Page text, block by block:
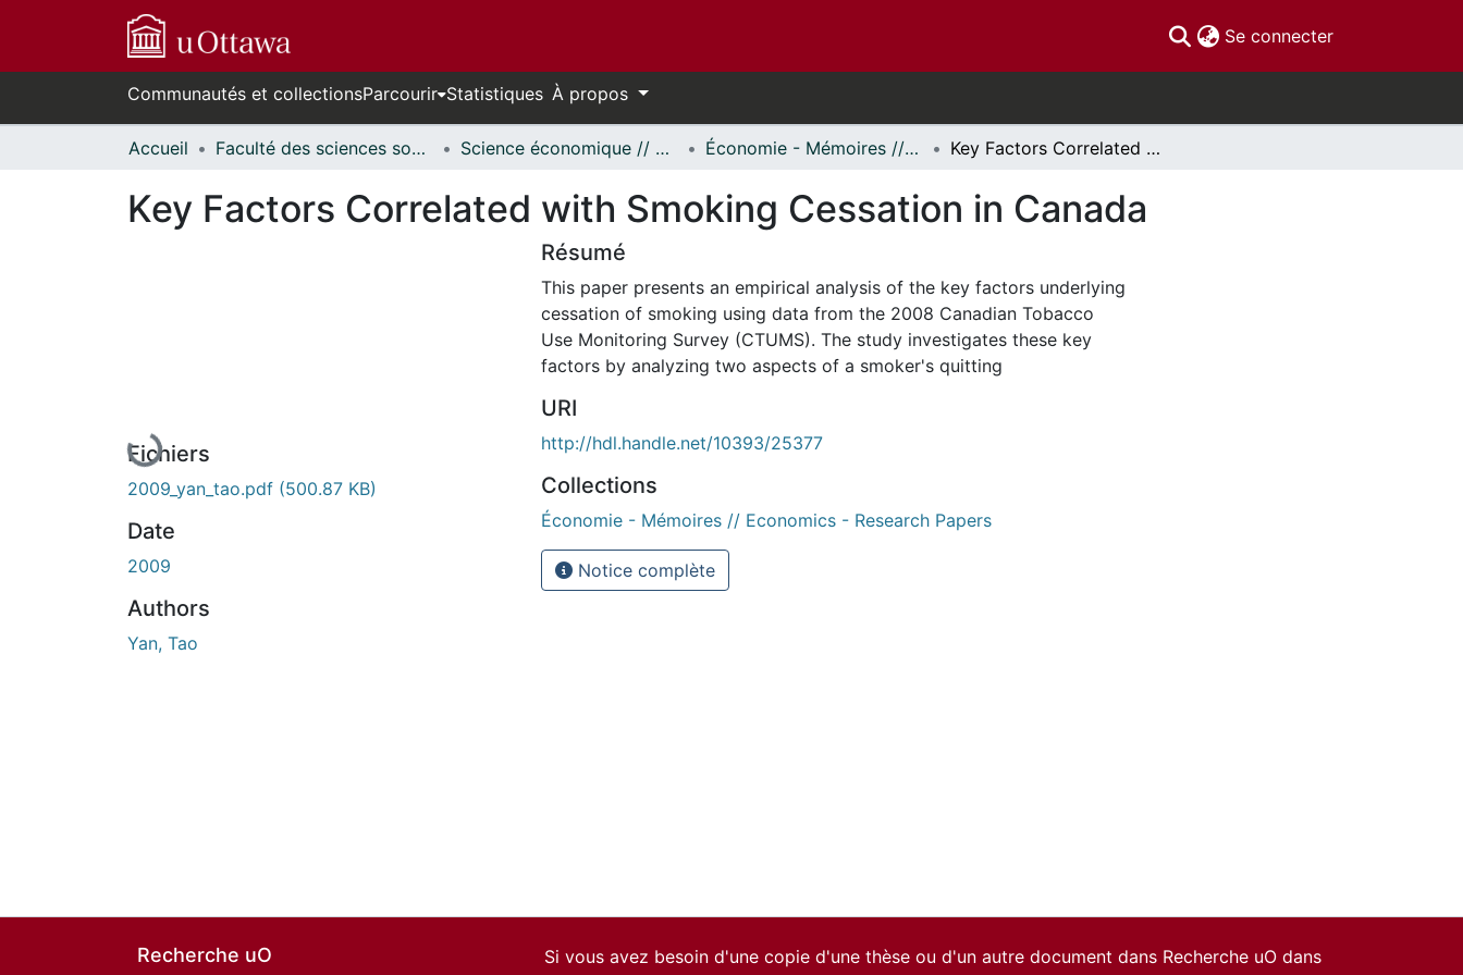
Se connecter(current)
Communautés et collectionsParcourir Statistiques À propos
Accueil Faculté des sciences sociales // Faculty of Social Sciences Science économique // Economics Économie - Mémoires // Economics - Research Papers Key Factors Correlated with Smoking Cessation in Canada
Key Factors Correlated with Smoking Cessation in Canada
En cours de chargement...
Fichiers
2009_yan_tao.pdf (500.87 KB)
Date
2009
Authors
Yan, Tao
Résumé
This paper presents an empirical analysis of the key factors underlying
cessation of smoking using data from the 2008 Canadian Tobacco
Use Monitoring Survey (CTUMS). The study investigates these key
factors by analyzing two aspects of a smoker's quitting
URI
http://hdl.handle.net/10393/25377
Collections
Économie - Mémoires // Economics - Research Papers
Notice complète
Recherche uO
Si vous avez besoin d'une copie d'une thèse ou d'un autre document dans Recherche uO dans